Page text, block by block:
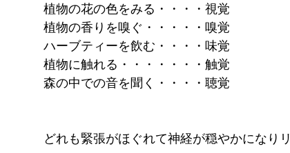
植物の花の色をみる・・・・視覚
植物の香りを嗅ぐ・・・・・嗅覚
ハーブティーを飲む・・・・味覚
植物に触れる・・・・・・・触覚
森の中での音を聞く・・・・聴覚
どれも緊張がほぐれて神経が穏やかになり